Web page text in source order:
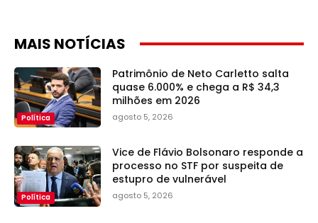
MAIS NOTÍCIAS
Política
Patrimônio de Neto Carletto salta
quase 6.000% e chega a R$ 34,3
milhões em 2026
agosto 5, 2026
Política
Vice de Flávio Bolsonaro responde a
processo no STF por suspeita de
estupro de vulnerável
agosto 5, 2026